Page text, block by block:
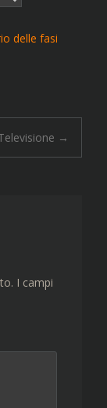
delle fasi
→
I campi